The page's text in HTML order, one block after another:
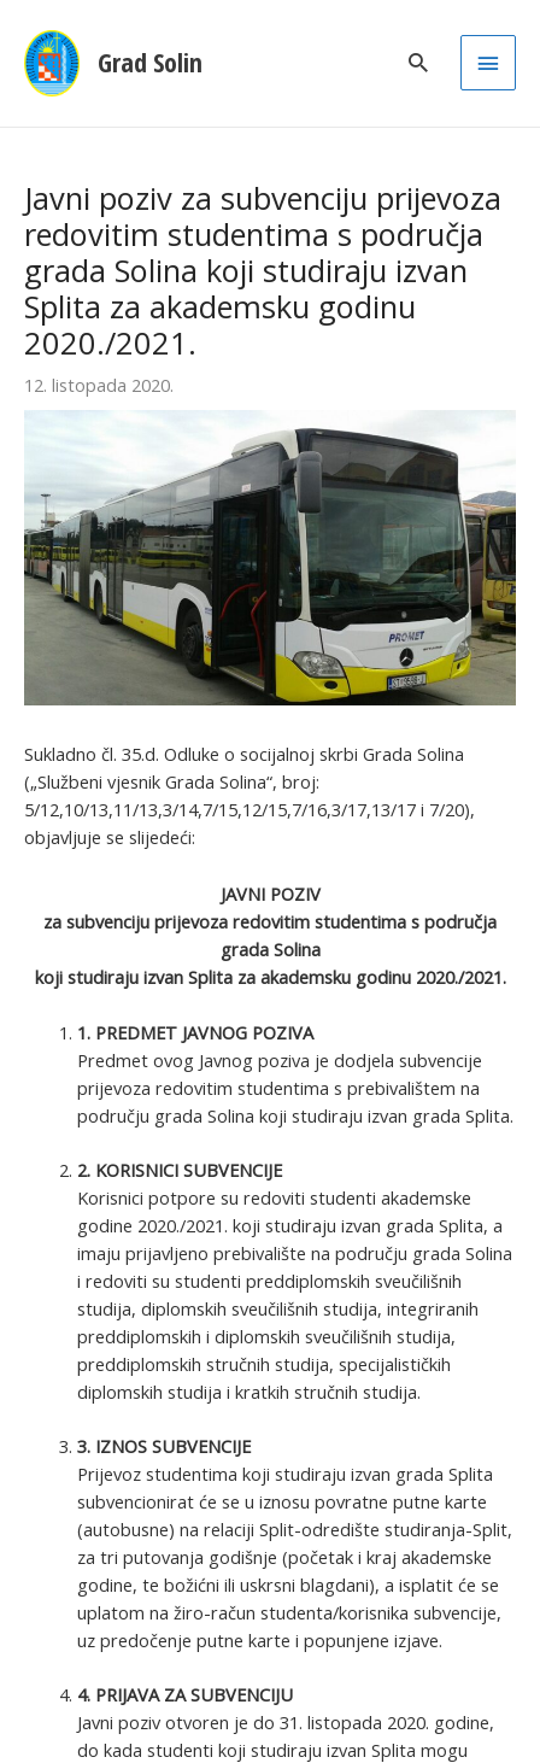
Grad Solin
Main
Javni poziv za subvenciju prijevoza
redovitim studentima s područja
grada Solina koji studiraju izvan
Splita za akademsku godinu
2020./2021.
12. listopada 2020.
Sukladno čl. 35.d. Odluke o socijalnoj skrbi Grada Solina
(„Službeni vjesnik Grada Solina“, broj:
5/12,10/13,11/13,3/14,7/15,12/15,7/16,3/17,13/17 i 7/20),
objavljuje se slijedeći:
JAVNI POZIV
za subvenciju prijevoza redovitim studentima s područja
grada Solina
koji studiraju izvan Splita za akademsku godinu 2020./2021.
1. PREDMET JAVNOG POZIVA
Predmet ovog Javnog poziva je dodjela subvencije
prijevoza redovitim studentima s prebivalištem na
području grada Solina koji studiraju izvan grada Splita.
2. KORISNICI SUBVENCIJE
Korisnici potpore su redoviti studenti akademske
godine 2020./2021. koji studiraju izvan grada Splita, a
imaju prijavljeno prebivalište na području grada Solina
i redoviti su studenti preddiplomskih sveučilišnih
studija, diplomskih sveučilišnih studija, integriranih
preddiplomskih i diplomskih sveučilišnih studija,
preddiplomskih stručnih studija, specijalističkih
diplomskih studija i kratkih stručnih studija.
3. IZNOS SUBVENCIJE
Prijevoz studentima koji studiraju izvan grada Splita
subvencionirat će se u iznosu povratne putne karte
(autobusne) na relaciji Split-odredište studiranja-Split,
za tri putovanja godišnje (početak i kraj akademske
godine, te božićni ili uskrsni blagdani), a isplatit će se
uplatom na žiro-račun studenta/korisnika subvencije,
uz predočenje putne karte i popunjene izjave.
4. PRIJAVA ZA SUBVENCIJU
Javni poziv otvoren je do 31. listopada 2020. godine,
do kada studenti koji studiraju izvan Splita mogu